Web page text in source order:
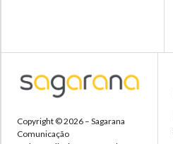
Copyright © 2026 – Sagarana
Comunicação